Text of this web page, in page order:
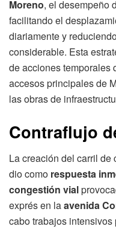
Moreno, el desempeño
facilitando el
diariamente y
considerable. Esta
de acciones temporales
accesos principales de
las obras de
Contraflujo
La creación del carril de
dio como respuesta
congestión vial
exprés en laavenida
cabo trabajos